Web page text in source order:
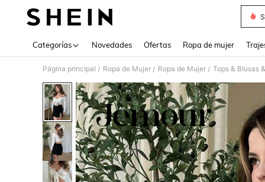
Categorías Novedades Ofertas Ropa de mujer
Página principal / Ropa de Mujer / Ropa de Mujer / Tops & Blusas